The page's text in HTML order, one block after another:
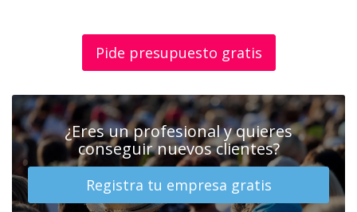
Pide presupuesto gratis
¿Eres un profesional y quieres
conseguir nuevos clientes?
Registra tu empresa gratis